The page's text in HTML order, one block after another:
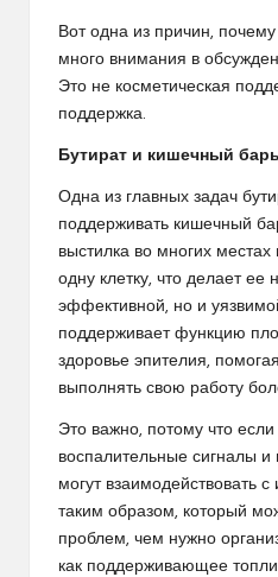
Вот одна из причин, почему
много внимания в
Это не косметическая
поддержка.
Бутират и кишечный
Одна из главных задач
поддерживать кишечный
выстилка во многих
одну клетку, что делает ее
эффективной, но и
поддерживает функцию
здоровье эпителия,
выполнять свою работу
Это важно, потому что
воспалительные сигналы
могут взаимодействовать
таким образом, который
проблем, чем нужно
как поддерживающее